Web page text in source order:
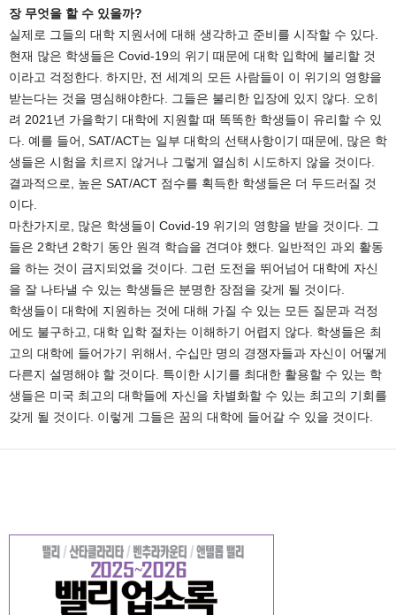
장 무엇을 할 수 있을까?
실제로 그들의 대학 지원서에 대해 생각하고 준비를 시작할 수 있다.
현재 많은 학생들은 Covid-19의 위기 때문에 대학 입학에 불리할 것
이라고 걱정한다. 하지만, 전 세계의 모든 사람들이 이 위기의 영향을
받는다는 것을 명심해야한다. 그들은 불리한 입장에 있지 않다. 오히
려 2021년 가을학기 대학에 지원할 때 똑똑한 학생들이 유리할 수 있
다. 예를 들어, SAT/ACT는 일부 대학의 선택사항이기 때문에, 많은 학
생들은 시험을 치르지 않거나 그렇게 열심히 시도하지 않을 것이다.
결과적으로, 높은 SAT/ACT 점수를 획득한 학생들은 더 두드러질 것
이다.
마찬가지로, 많은 학생들이 Covid-19 위기의 영향을 받을 것이다. 그
들은 2학년 2학기 동안 원격 학습을 견뎌야 했다. 일반적인 과외 활동
을 하는 것이 금지되었을 것이다. 그런 도전을 뛰어넘어 대학에 자신
을 잘 나타낼 수 있는 학생들은 분명한 장점을 갖게 될 것이다.
학생들이 대학에 지원하는 것에 대해 가질 수 있는 모든 질문과 걱정
에도 불구하고, 대학 입학 절차는 이해하기 어렵지 않다. 학생들은 최
고의 대학에 들어가기 위해서, 수십만 명의 경쟁자들과 자신이 어떻게
다른지 설명해야 할 것이다. 특이한 시기를 최대한 활용할 수 있는 학
생들은 미국 최고의 대학들에 자신을 차별화할 수 있는 최고의 기회를
갖게 될 것이다. 이렇게 그들은 꿈의 대학에 들어갈 수 있을 것이다.